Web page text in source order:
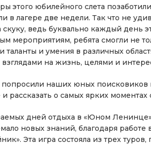
этого юбилейного слета
в лагере две недели. Так что не
скуку, ведь буквально каждый день
мероприятиям, ребята смогли не
и умения в различных
на жизнь, целями и
наших юных поисковиков
и рассказать о самых ярких моментах
дней отдыха в «Юном
новых знаний, благодаря работе
Эта игра состояла из трех